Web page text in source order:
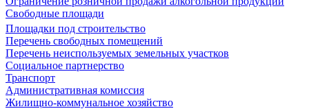
Свободные площади
Площадки под строительство
Перечень свободных помещений
Перечень неиспользуемых земельных участков
Социальное партнерство
Транспорт
Административная комиссия
Жилищно-коммунальное хозяйство